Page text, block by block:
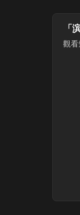
「
觀看